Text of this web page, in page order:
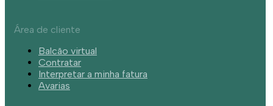
Área de cliente
Balcão virtual
Contratar
Interpretar a minha fatura
Avarias